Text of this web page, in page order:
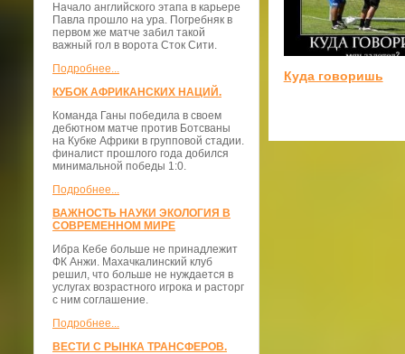
Начало английского этапа в карьере
Павла прошло на ура. Погребняк в
первом же матче забил такой
важный гол в ворота Сток Сити.
Подробнее...
КУБОК АФРИКАНСКИХ НАЦИЙ.
Команда Ганы победила в своем
дебютном матче против Ботсваны
на Кубке Африки в групповой стадии.
финалист прошлого года добился
минимальной победы 1:0.
Подробнее...
ВАЖНОСТЬ НАУКИ ЭКОЛОГИЯ В
СОВРЕМЕННОМ МИРЕ
Ибра Кебе больше не принадлежит
ФК Анжи. Махачкалинский клуб
решил, что больше не нуждается в
услугах возрастного игрока и расторг
с ним соглашение.
Подробнее...
ВЕСТИ С РЫНКА ТРАНСФЕРОВ.
Куда говоришь